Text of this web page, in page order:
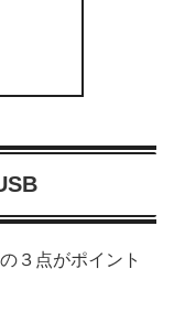
３点がポイント